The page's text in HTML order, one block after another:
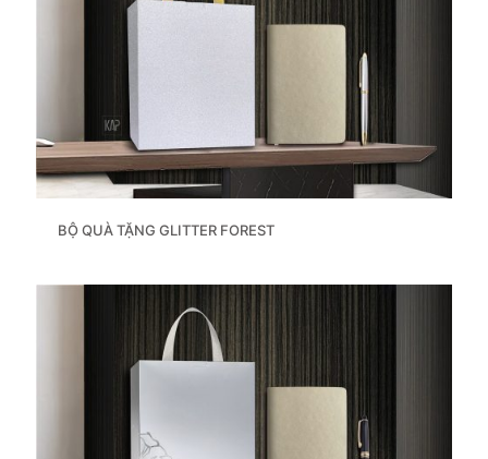
BỘ QUÀ TẶNG GLITTER FOREST